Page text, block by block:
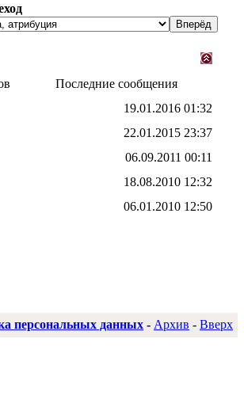
Последние сообщения
19.01.2016 01:32
22.01.2015 23:37
06.09.2011 00:11
18.08.2010 12:32
06.01.2010 12:50
персональных данных - Архив - Вверх